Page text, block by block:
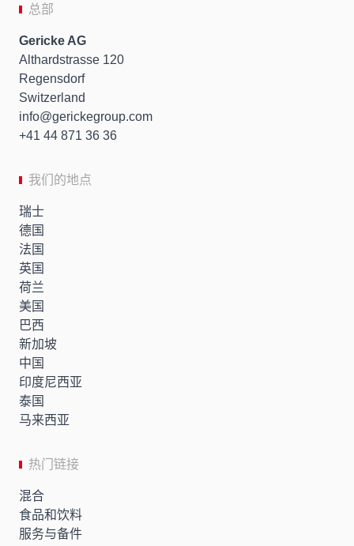
总部
Gericke AG
Althardstrasse 120
Regensdorf
Switzerland
info
gerickegroup.com
+41 44 871 36 36
我们的地点
瑞士
德国
法国
英国
荷兰
美国
巴西
新加坡
中国
印度尼西亚
泰国
马来西亚
热门链接
混合
食品和饮料
服务与备件